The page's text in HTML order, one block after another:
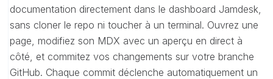
documentation directement dans le dashboard Jamdesk,
sans cloner le repo ni toucher à un terminal. Ouvrez une
page, modifiez son MDX avec un aperçu en direct à
côté, et commitez vos changements sur votre branche
GitHub. Chaque commit déclenche automatiquement un